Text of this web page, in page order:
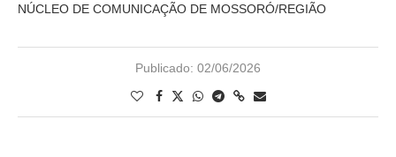
NÚCLEO DE COMUNICAÇÃO DE MOSSORÓ/REGIÃO
Publicado: 02/06/2026